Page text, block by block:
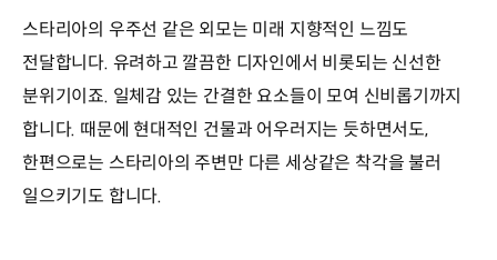
스타리아의 우주선 같은 외모는 미래 지향적인 느낌도
전달합니다. 유려하고 깔끔한 디자인에서 비롯되는 신선한
분위기이죠. 일체감 있는 간결한 요소들이 모여 신비롭기까지
합니다. 때문에 현대적인 건물과 어우러지는 듯하면서도,
한편으로는 스타리아의 주변만 다른 세상같은 착각을 불러
일으키기도 합니다.